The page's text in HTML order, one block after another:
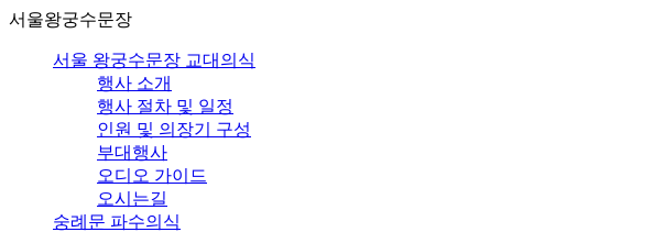
서울왕궁수문장
서울 왕궁수문장 교대의식
행사 소개
행사 절차 및 일정
인원 및 의장기 구성
부대행사
오디오 가이드
오시는길
숭례문 파수의식